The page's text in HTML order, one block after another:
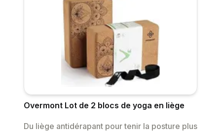
Overmont Lot de 2 blocs de yoga en liège
Du liège antidérapant pour tenir la posture plus